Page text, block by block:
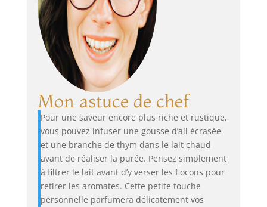
Mon astuce de chef
Pour une saveur encore plus riche et rustique,
vous pouvez infuser une gousse d’ail écrasée
et une branche de thym dans le lait chaud
avant de réaliser la purée. Pensez simplement
à filtrer le lait avant d’y verser les flocons pour
retirer les aromates. Cette petite touche
personnelle parfumera délicatement vos